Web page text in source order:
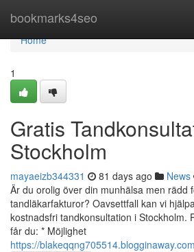
bookmarks4seo
Home
Home
1
Gratis
Stockholm
mayaeizb344331 81 days ago News
Är du orolig över din munhälsa men rädd
tandläkarfakturor? Oavsettfall kan vi
kostnadsfri tandkonsultation i Stockholm.
får du: * Möjlighet
https://